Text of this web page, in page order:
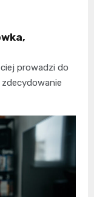
prowadzi do